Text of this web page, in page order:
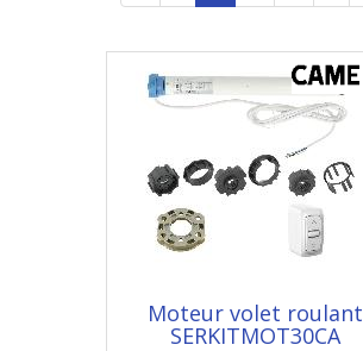
Moteur volet roulant
SERKITMOT30CA